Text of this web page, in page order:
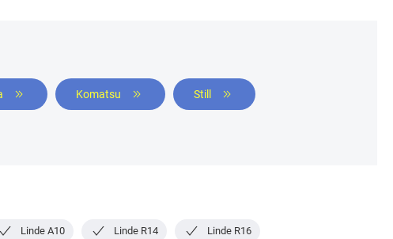
Komatsu Still
Linde A10 Linde R14 Linde R16